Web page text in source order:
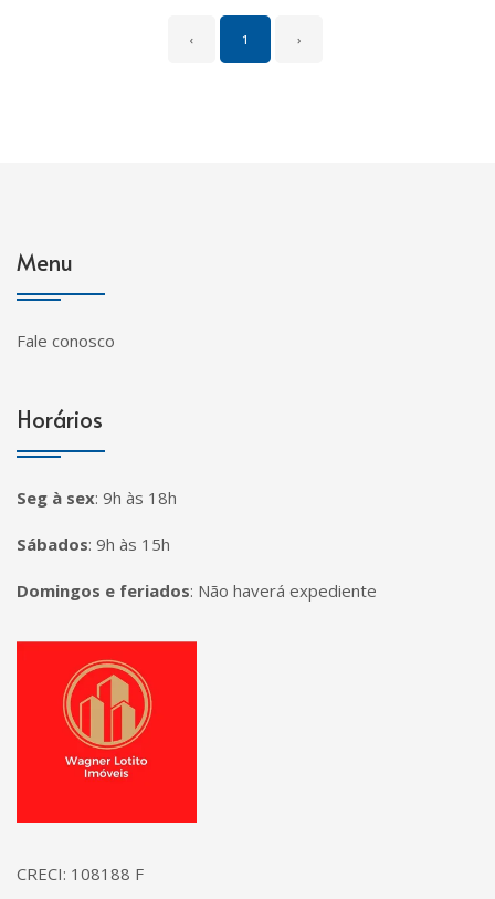
‹ 1 ›
Menu
Fale conosco
Horários
Seg à sex: 9h às 18h
Sábados: 9h às 15h
Domingos e feriados: Não haverá expediente
Página inicial
CRECI: 108188 F